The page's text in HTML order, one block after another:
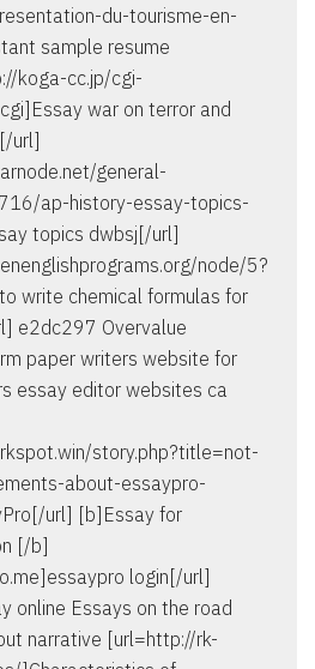
du-tourisme-en-
sample resume
koga-cc.jp/cgi-
war on terror and
url]
general-
ap-history-essay-topics-
topics dwbsj[/url]
node/5?
write chemical formulas for
e2dc297 Overvalue
paper writers website for
essay editor websites ca
story.php?title=not-
about-essaypro-
url] [b]Essay for
[/b]
login[/url]
online Essays on the road
narrative [url=http://rk-